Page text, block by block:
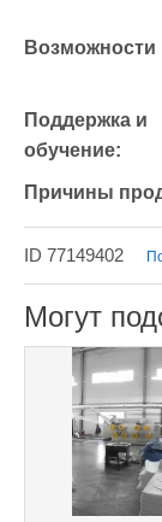
Возможности
Поддержка и
обучение:
Причины
ID 77149402
Могут